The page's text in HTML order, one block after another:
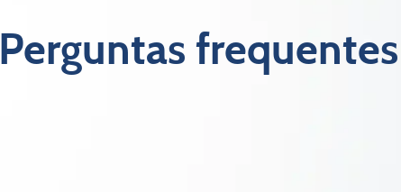
Perguntas frequentes